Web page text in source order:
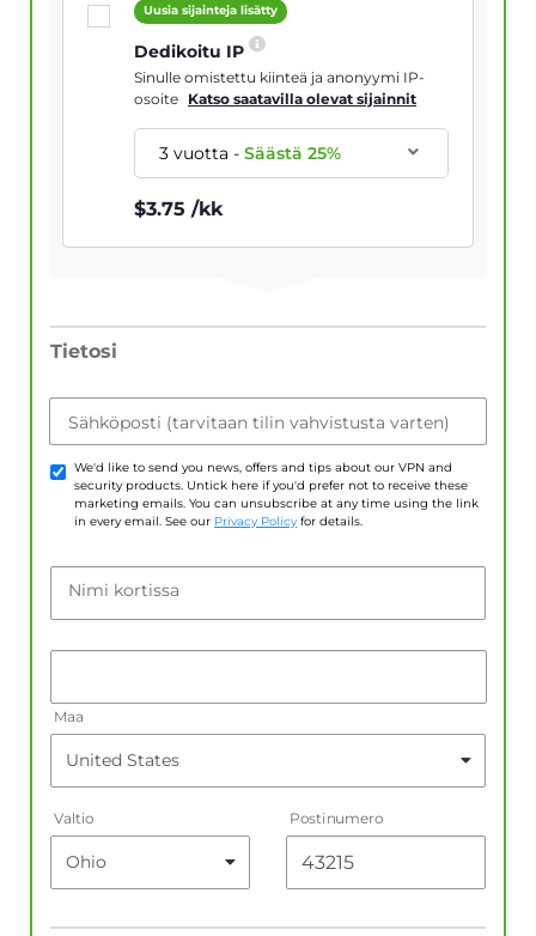
Uusia sijainteja lisätty
Dedikoitu IP
Sinulle omistettu kiinteä ja anonyymi IP-
osoite Katso saatavilla olevat sijainnit
3 vuotta-Säästä25%
$3.75 /kk
Tietosi
Sähköposti (tarvitaan tilin vahvistusta varten)
We'd like to send you news, offers and tips about our VPN and
security products. Untick here if you'd prefer not to receive these
marketing emails. You can unsubscribe at any time using the link
in every email. See our Privacy Policy for details.
Nimi kortissa
Maa
Valtio Postinumero